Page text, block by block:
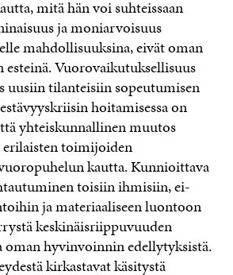
mitä hän voi suhteissaan
ja moniarvoisuus
mahdollisuuksina, eivät oman
esteinä. Vuorovaikutuksellisuus
uusiin tilanteisiin sopeutumisen
hoitamisessa on
yhteiskunnallinen muutos
erilaisten toimijoiden
kautta. Kunnioittava
toisiin ihmisiin, ei-
ja materiaaliseen luontoon
keskinäisriippuvuuden
oman hyvinvoinnin edellytyksistä.
kirkastavat käsitystä